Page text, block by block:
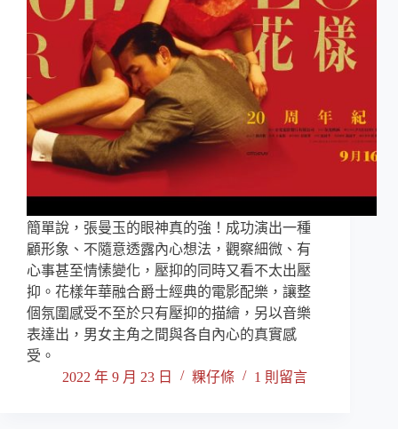
簡單說，張曼玉的眼神真的強！成功演出一種
顧形象、不隨意透露內心想法，觀察細微、有
心事甚至情愫變化，壓抑的同時又看不太出壓
抑。花樣年華融合爵士經典的電影配樂，讓整
個氛圍感受不至於只有壓抑的描繪，另以音樂
表達出，男女主角之間與各自內心的真實感
受。
2022 年 9 月 23 日
粿仔條 1 則留言